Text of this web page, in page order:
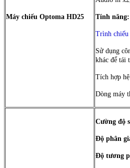
Máy chiếu Optoma HD25 Tính năng:
Trình
Sử dụng
khác để tái
Tích hợp
Dòng máy
Cường độ
Độ phân
Độ tương